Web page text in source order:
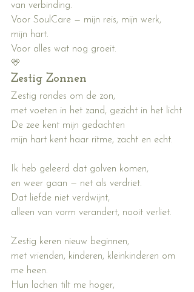
van verbinding.
Voor SoulCare — mijn reis, mijn werk,
mijn hart.
Voor alles wat nog groeit.
💛
Zestig Zonnen
Zestig rondes om de zon,
met voeten in het zand, gezicht in het licht
De zee kent mijn gedachten
mijn hart kent haar ritme, zacht en echt.
Ik heb geleerd dat golven komen,
en weer gaan — net als verdriet.
Dat liefde niet verdwijnt,
alleen van vorm verandert, nooit verliet.
Zestig keren nieuw beginnen,
met vrienden, kinderen, kleinkinderen om
me heen.
Hun lachen tilt me hoger,